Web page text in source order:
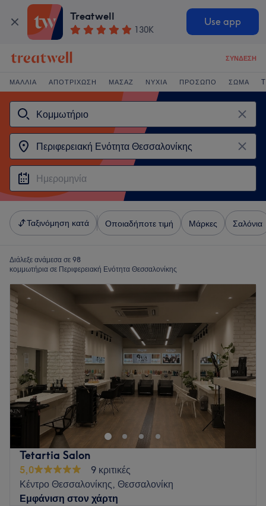
Treatwell
130K
Use app
ΣΎΝΔΕΣΗ
ΜΑΛΛΙΆ ΑΠΟΤΡΊΧΩΣΗ ΜΑΣΆΖ ΝΎΧΙΑ ΠΡΌΣΩΠΟ ΣΏΜΑ
Ταξινόμηση κατά Οποιαδήποτε τιμή Μάρκες Σαλόνια
Διάλεξε ανάμεσα σε 98
κομμωτήρια σε Περιφερειακή Ενότητα Θεσσαλονίκης
Tetartia Salon
5,0
9 κριτικές
Κέντρο Θεσσαλονίκης, Θεσσαλονίκη
Εμφάνιση στον χάρτη